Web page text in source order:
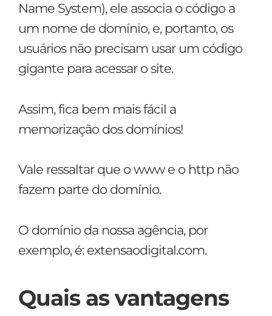
Name System), ele associa o código a
um nome de domínio, e, portanto, os
usuários não precisam usar um código
gigante para acessar o site.
Assim, fica bem mais fácil a
memorização dos domínios!
Vale ressaltar que o www e o http não
fazem parte do domínio.
O domínio da nossa agência, por
exemplo, é: extensaodigital.com.
Quais as vantagens